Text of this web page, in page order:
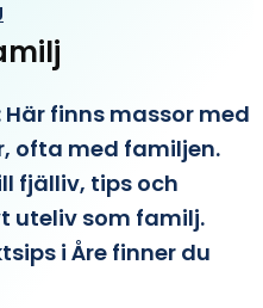
finns massor med
ofta med familjen.
fjälliv, tips och
uteliv som familj.
i Åre finner du